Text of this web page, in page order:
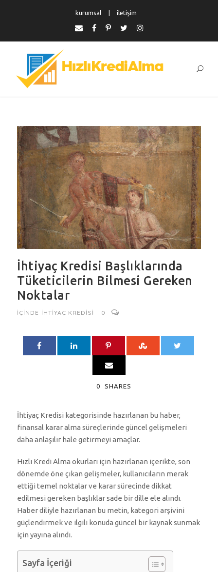
kurumsal iletişim
İhtiyaç Kredisi Başlıklarında
Tüketicilerin Bilmesi Gereken
Noktalar
IÇINDE İHTIYAÇ KREDISI 0
0 SHARES
İhtiyaç Kredisi kategorisinde hazırlanan bu haber,
finansal karar alma süreçlerinde güncel gelişmeleri
daha anlaşılır hale getirmeyi amaçlar.
Hızlı Kredi Alma okurları için hazırlanan içerikte, son
dönemde öne çıkan gelişmeler, kullanıcıların merak
ettiği temel noktalar ve karar sürecinde dikkat
edilmesi gereken başlıklar sade bir dille ele alındı.
Haber diliyle hazırlanan bu metin, kategori arşivini
güçlendirmek ve ilgili konuda güncel bir kaynak sunmak
için yayına alındı.
Sayfa İçeriği